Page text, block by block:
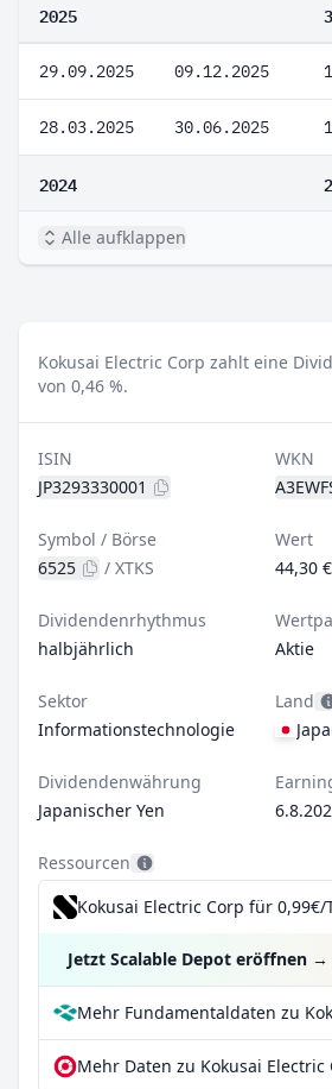
2025
29.09.2025 09.12.2025
28.03.2025 30.06.2025
2024
Alle aufklappen
Kokusai Electric Corp zahlt eine
von 0,46 %.
ISIN
JP3293330001
WKN
Symbol / Börse
6525
/ XTKS
Wert
44,30 €
Dividendenrhythmus
halbjährlich
Aktie
Sektor
Informationstechnologie
Land
Dividendenwährung
Japanischer Yen
Ressourcen
Jetzt Scalable Depot eröffnen →
Mehr Daten zu Kokusai Electric